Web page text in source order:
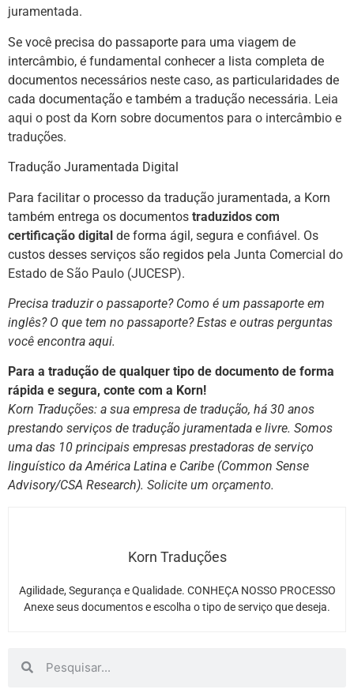
juramentada.
Se você precisa do passaporte para uma viagem de
intercâmbio, é fundamental conhecer a lista completa de
documentos necessários neste caso, as particularidades de
cada documentação e também a tradução necessária. Leia
aqui o post da Korn sobre documentos para o intercâmbio e
traduções.
Tradução Juramentada Digital
Para facilitar o processo da tradução juramentada, a Korn
também entrega os documentos traduzidos com
certificação digital de forma ágil, segura e confiável. Os
custos desses serviços são regidos pela Junta Comercial do
Estado de São Paulo (JUCESP).
Precisa traduzir o passaporte? Como é um passaporte em
inglês? O que tem no passaporte?Estas e outras perguntas
você encontra aqui.
Para a tradução de qualquer tipo de documento de forma
rápida e segura, conte com a Korn!
Korn Traduções: a sua empresa de tradução, há 30 anos
prestando serviços de tradução juramentada e livre. Somos
uma das 10 principais empresas prestadoras de serviço
linguístico da América Latina e Caribe (Common Sense
Advisory/CSA Research). Solicite um orçamento.
Korn Traduções
Agilidade, Segurança e Qualidade. CONHEÇA NOSSO PROCESSO
Anexe seus documentos e escolha o tipo de serviço que deseja.